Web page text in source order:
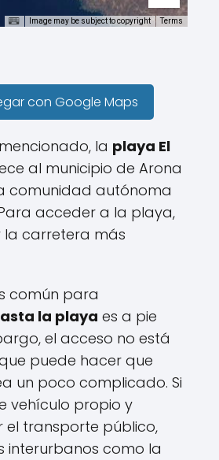
Image may be subject to copyright Terms
con Google Maps
la playa El
al municipio de Arona
comunidad autónoma
acceder a la playa,
carretera más
común para
la playa es a pie
el acceso no está
puede hacer que
un poco complicado. Si
vehículo propio y
el transporte público,
interurbanos como la